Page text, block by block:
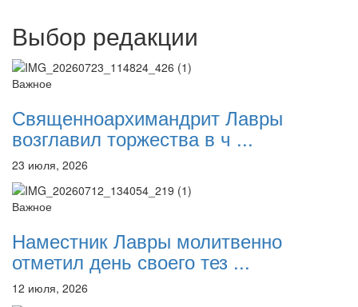
12 сентября 2015Название трансляции
12 сентября 2015 Название трансляции
12 сентября 2015Название трансляции
12 сентября 2015
Перейти к архиву
Выбор редакции
Важное
Священноархимандрит Лавры
возглавил торжества в ч ...
23 июля, 2026
Важное
Наместник Лавры молитвенно
отметил день своего тез ...
12 июля, 2026